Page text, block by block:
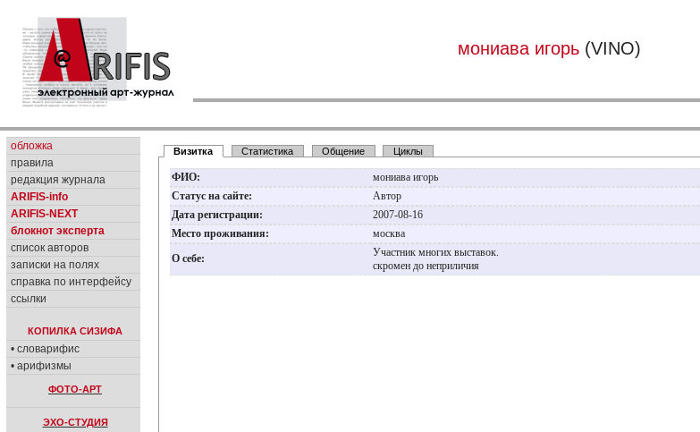
мониава игорь (VINO)
обложка
правила
редакция журнала
ARIFIS-info
ARIFIS-NEXT
блокнот эксперта
список авторов
записки на полях
справка по интерфейсу
ссылки
КОПИЛКА СИЗИФА
• словарифис
• арифизмы
ФОТО-АРТ
ЭХО-СТУДИЯ
Визитка Статистика Общение Циклы
ФИО:
мониава игорь
Статус на сайте:
Автор
Дата регистрации:
2007-08-16
Место проживания:
москва
О себе:
Участник многих выставок.
скромен до неприличия